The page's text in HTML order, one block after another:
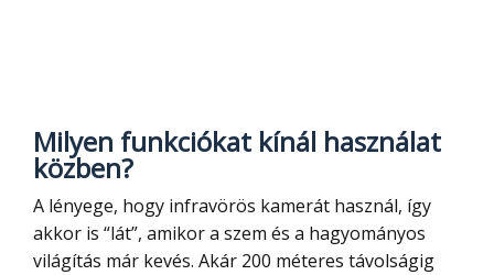
Milyen funkciókat kínál használat
közben?
A lényege, hogy infravörös kamerát használ, így
akkor is “lát”, amikor a szem és a hagyományos
világítás már kevés. Akár 200 méteres távolságig